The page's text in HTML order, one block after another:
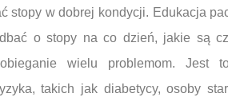
stopy w dobrej kondycji. Edukacja
o stopy na co dzień, jakie są
wielu problemom.
takich jak diabetycy, osoby